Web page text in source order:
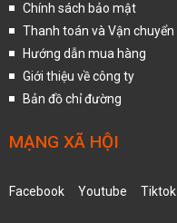
Chính sách bảo mật
Thanh toán và Vận chuyển
Hướng dẫn mua hàng
Giới thiệu về công ty
Bản đồ chỉ đường
MẠNG XÃ HỘI
Facebook Youtube Tiktok